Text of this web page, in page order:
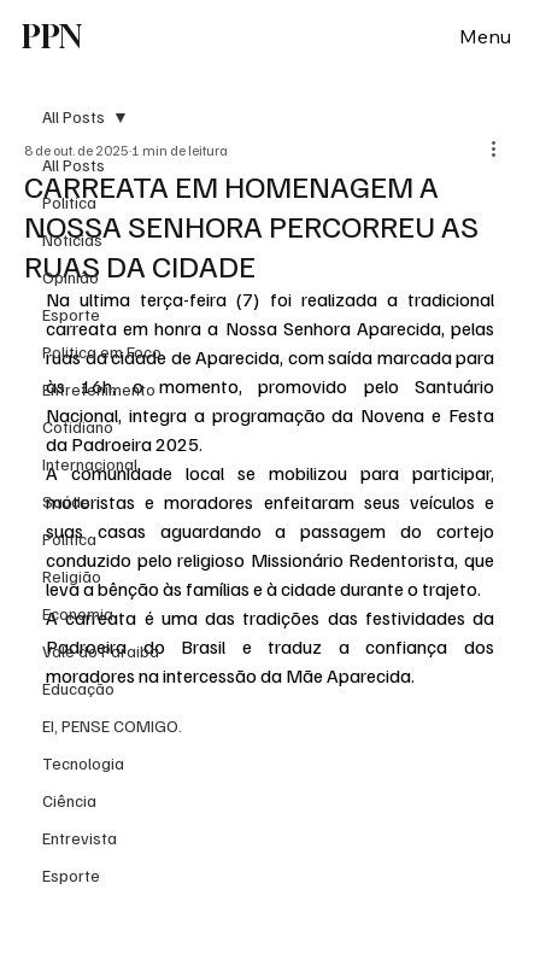
PPN Menu
All Posts
Política
Notícias
Opinião
Esporte
Politica em Foco
Entretenimento
Cotidiano
Internacional
Saúde
Politica
Religião
Economia
Vale do Paraiba
Educação
EI, PENSE COMIGO.
Tecnologia
Ciência
Entrevista
Esporte
All Posts
CARREATA EM HOMENAGEM A
NOSSA SENHORA PERCORREU AS
RUAS DA CIDADE
8 de out. de 2025 1 min de leitura
Na ultima terça-feira (7) foi realizada a tradicional
carreata em honra a Nossa Senhora Aparecida, pelas
ruas da cidade de Aparecida, com saída marcada para
às 16h, o momento, promovido pelo Santuário
Nacional, integra a programação da Novena e Festa
da Padroeira 2025.
A comunidade local se mobilizou para participar,
motoristas e moradores enfeitaram seus veículos e
suas casas aguardando a passagem do cortejo
conduzido pelo religioso Missionário Redentorista, que
leva a bênção às famílias e à cidade durante o trajeto.
A carreata é uma das tradições das festividades da
Padroeira do Brasil e traduz a confiança dos
moradores na intercessão da Mãe Aparecida.